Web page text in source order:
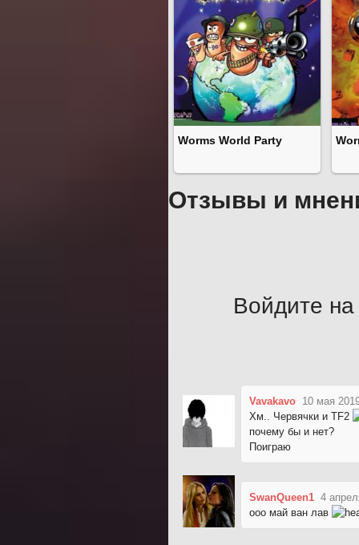
Worms World Party
Отзывы и
Войдите на
Vavakavo 10 мая
Хм.. Червячки и TF2
почему бы и нет?
Поиграю
SwanQueen1 4
ооо май ван лав